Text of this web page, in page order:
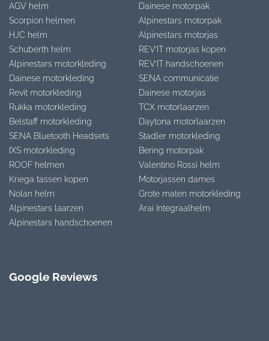
AGV helm
Scorpion helmen
HJC helm
Schuberth helm
Alpinestars motorkleding
Dainese motorkleding
Revit motorkleding
Rukka motorkleding
Belstaff motorkleding
SENA Bluetooth Headsets
IXS motorkleding
ROOF helmen
Kriega tassen kopen
Nolan helm
Alpinestars laarzen
Alpinestars handschoenen
Dainese motorpak
Alpinestars motorpak
Alpinestars motorjas
REV’IT motorjas kopen
REV’IT handschoenen
SENA communicatie
Dainese motorjas
TCX motorlaarzen
Daytona motorlaarzen
Stadler motorkleding
Bering motorpak
Valentino Rossi helm
Motorjassen dames
Grote maten motorkleding
Arai Integraalhelm
Google Reviews